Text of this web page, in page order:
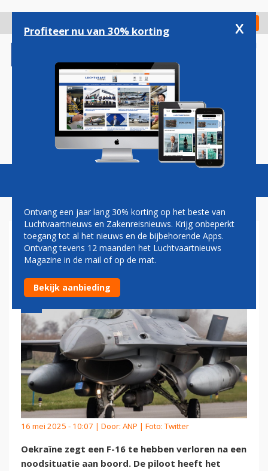
gaan
Check in
Magazine Podcasts Vacatures
OEKRAÏNE VERLIEST F-16 NA
NOODSITUATIE AAN BOORD
16 mei 2025 - 10:07 | Door: ANP | Foto: Twitter
Oekraïne zegt een F-16 te hebben verloren na een
noodsituatie aan boord. De piloot heeft het
Profiteer nu van 30% korting x
Ontvang een jaar lang 30% korting op het beste van
Luchtvaartnieuws en Zakenreisnieuws. Krijg onbeperkt
toegang tot al het nieuws en de bijbehorende Apps.
Ontvang tevens 12 maanden het Luchtvaartnieuws
Magazine in de mail of op de mat.
Bekijk aanbieding